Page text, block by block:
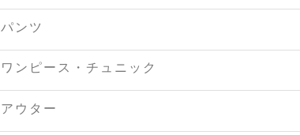
パンツ
ワンピース・チュニック
アウター